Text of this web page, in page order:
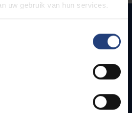
uw gebruik van hun services.
VUB campuses